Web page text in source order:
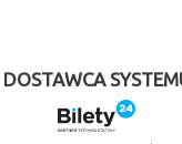
DOSTAWCA